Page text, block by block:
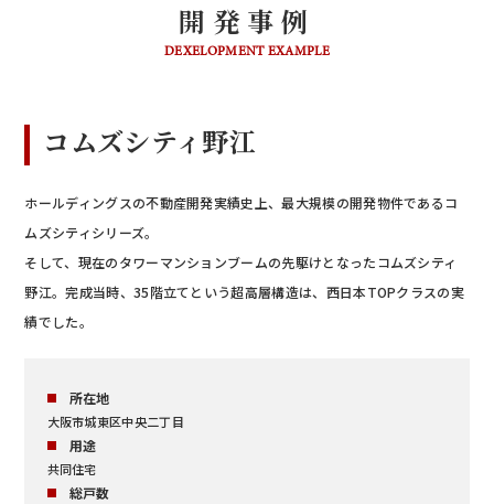
開発事例
DEXELOPMENT EXAMPLE
コムズシティ野江
ホールディングスの不動産開発実績史上、最大規模の開発物件であるコ
ムズシティシリーズ。
そして、現在のタワーマンションブームの先駆けとなったコムズシティ
野江。完成当時、35階立てという超高層構造は、西日本TOPクラスの実
績でした。
所在地
大阪市城東区中央二丁目
用途
共同住宅
総戸数